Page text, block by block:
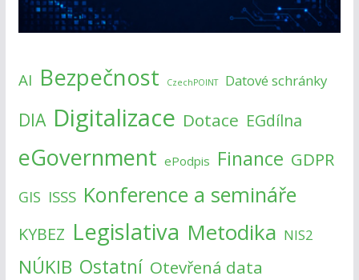
AI Bezpečnost CzechPOINT Datové schránky
DIA Digitalizace Dotace EGdílna
eGovernment ePodpis Finance GDPR
GIS ISSS Konference a semináře
KYBEZ Legislativa Metodika NIS2
NÚKIB Ostatní Otevřená data